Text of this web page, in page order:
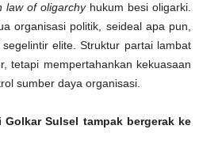
law of oligarchyhukum besi oligarki.
organisasi politik, seideal apa pun,
elite. Struktur partai lambat
tetapi mempertahankan kekuasaan
sumber daya organisasi.
Sulsel tampak bergerak ke